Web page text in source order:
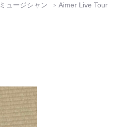
ミュージシャン
Aimer Live Tour